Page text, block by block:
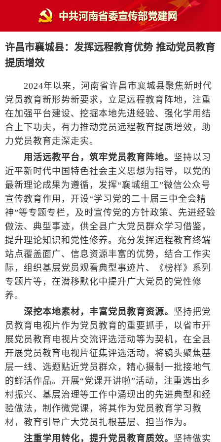
许昌市襄城县：发挥远程教育优势 推动党员教育
提质增效
2024年以来，河南省许昌市襄城县聚焦新时代
党员教育新形势新要求，立足远程教育阵地，注重
在加强平台建设、挖掘本地先进经验、强化学用结
合上下功夫，有力推动党员远程教育提质增效，助
力党员教育走深走实。
用活远教平台，筑牢党员教育阵地。 坚持以习
近平新时代中国特色社会主义思想为指导，以党的
最新理论成果为遵循，发挥“襄城组工”微信公众号
宣传教育作用，开设“学习党的二十届三中全会精
神”等专题专栏，及时宣传党的方针政策、先进经验
做法、典型事迹，供全县广大党员群众学习借鉴，
提升理论知识和党性修养。充分发挥远程教育终端
站点覆盖面广、信息资源丰富的优势，结合工作实
际，组织基层党员观看典型事迹片、《榜样》系列
专题片等，在潜移默化中提升广大党员的党性修
养。
深挖本地素材，丰富党员教育资源。 坚持把党
员教育电视片作为党员教育的重要抓手，以省市开
展党员教育电视片交流评选活动等为契机，在全县
开展党员教育电视片征集评选活动，将镜头聚焦基
层一线、选题贴近党员群众，精心摄制一批接地气
的鲜活作品。开展“党课开讲啦”活动，注重选出乡
村振兴、基层治理等工作中涌现出的先进典型和经
验做法，制作微党课，将其作为党员教育学习教
材，教育引导广大党员扎根基层、担当作为。
注重学用转化，提升党员教育质效。 坚持做实